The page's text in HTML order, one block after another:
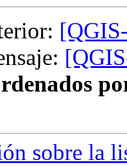
sobre la